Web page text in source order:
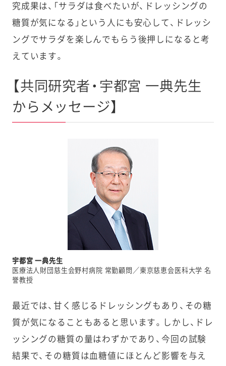
究成果は、「サラダは食べたいが、ドレッシングの
糖質が気になる」という人にも安心して、ドレッシ
ングでサラダを楽しんでもらう後押しになると考
えています。
【共同研究者・宇都宮 一典先生
からメッセージ】
宇都宮 一典先生
医療法人財団慈生会野村病院 常勤顧問／東京慈恵会医科大学 名
誉教授
最近では、甘く感じるドレッシングもあり、その糖
質が気になることもあると思います。しかし、ドレ
ッシングの糖質の量はわずかであり、今回の試験
結果で、その糖質は血糖値にほとんど影響を与え